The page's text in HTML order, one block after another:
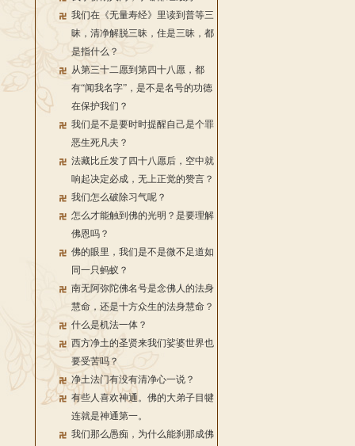
我们在《无量寿经》里读到普等三
昧，清净解脱三昧，住是三昧，都
是指什么？
从第三十二愿到第四十八愿，都
有“闻我名字”，是不是名号的功德
在保护我们？
我们是不是要时时提醒自己是个罪
恶生死凡夫？
法藏比丘发了四十八愿后，空中就
响起决定必成，无上正觉的赞言？
我们怎么破除习气呢？
怎么才能触到佛的光明？是要理解
佛恩吗？
佛的眼里，我们是不是微不足道如
同一只蚂蚁？
南无阿弥陀佛名号是念佛人的法身
慧命，还是十方众生的法身慧命？
什么是机法一体？
西方净土的圣贤来我们娑婆世界也
要受苦吗？
净土法门有没有清净心一说？
有些人喜欢神通。佛的大弟子目犍
连就是神通第一。
我们那么愚痴，为什么能刹那成佛